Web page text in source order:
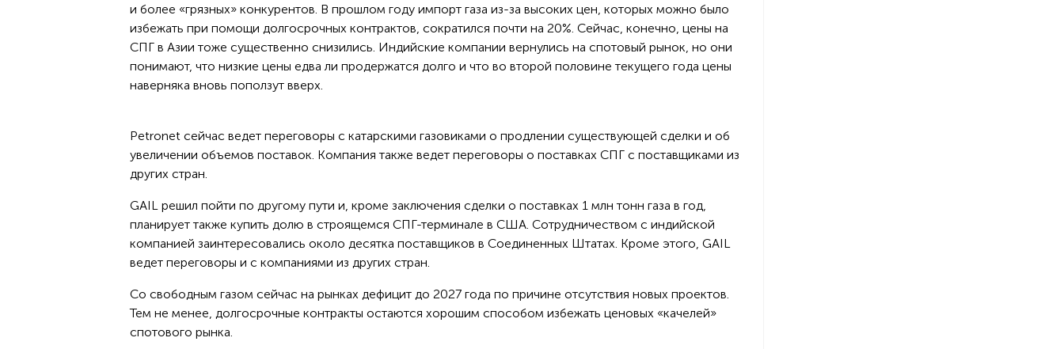
и более «грязных» конкурентов. В прошлом году импорт газа из-за высоких цен, которых можно было
избежать при помощи долгосрочных контрактов, сократился почти на 20%. Сейчас, конечно, цены на
СПГ в Азии тоже существенно снизились. Индийские компании вернулись на спотовый рынок, но они
понимают, что низкие цены едва ли продержатся долго и что во второй половине текущего года цены
наверняка вновь поползут вверх.
Petronet сейчас ведет переговоры с катарскими газовиками о продлении существующей сделки и об
увеличении объемов поставок. Компания также ведет переговоры о поставках СПГ с поставщиками из
других стран.
GAIL решил пойти по другому пути и, кроме заключения сделки о поставках 1 млн тонн газа в год,
планирует также купить долю в строящемся СПГ-терминале в США. Сотрудничеством с индийской
компанией заинтересовались около десятка поставщиков в Соединенных Штатах. Кроме этого, GAIL
ведет переговоры и с компаниями из других стран.
Со свободным газом сейчас на рынках дефицит до 2027 года по причине отсутствия новых проектов.
Тем не менее, долгосрочные контракты остаются хорошим способом избежать ценовых «качелей»
спотового рынка.